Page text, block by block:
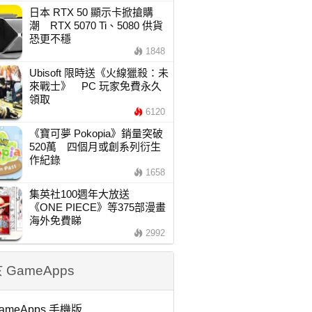
日本 RTX 50 顯示卡掀搶購
潮 RTX 5070 Ti、5080 供貨
恐更不穩
1848
Ubisoft 限時送《火線獵殺：未
來戰士》 PC 玩家免費永久
領取
6120
《寶可夢 Pokopia》銷量突破
520萬 四個月或創系列衍生
作紀錄
1658
集英社100週年大放送
《ONE PIECE》等375部漫畫
海外免費睇
2992
GameApps
手機版